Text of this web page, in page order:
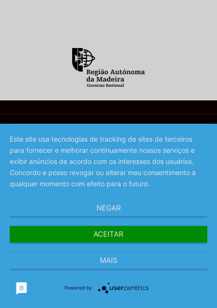
©️ 2023 - Associação de Promoção da Madeira
Este site usa tecnologias de tracking de sites de terceiros
para fornecer e melhorar continuamente nossos serviços e
exibir anúncios de acordo com os interesses dos usuários.
Concordo e posso revogar ou alterar meu consentimento a
qualquer momento com efeito para o futuro.
NEGAR
ACEITAR
MAIS
Powered by